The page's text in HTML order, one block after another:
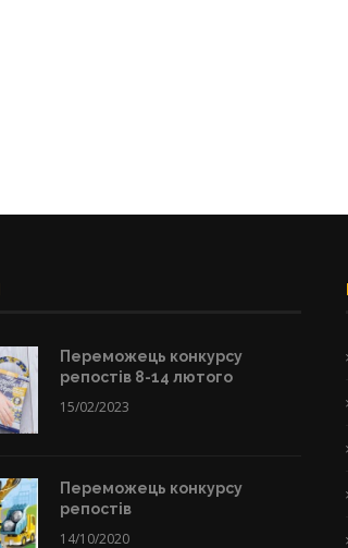
Переможець конкурсу
репостів 8-14 лютого
15/02/2023
Переможець конкурсу
репостів
14/10/2020